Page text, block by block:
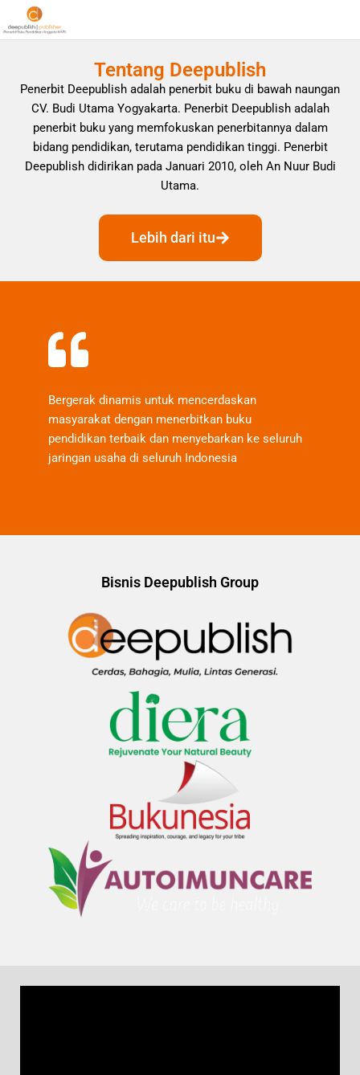
Tentang Deepublish
Penerbit Deepublish adalah penerbit buku di bawah naungan
CV. Budi Utama Yogyakarta. Penerbit Deepublish adalah
penerbit buku yang memfokuskan penerbitannya dalam
bidang pendidikan, terutama pendidikan tinggi. Penerbit
Deepublish didirikan pada Januari 2010, oleh An Nuur Budi
Utama.
Lebih dari itu
Bergerak dinamis untuk mencerdaskan
masyarakat dengan menerbitkan buku
pendidikan terbaik dan menyebarkan ke seluruh
jaringan usaha di seluruh Indonesia
Bisnis Deepublish Group